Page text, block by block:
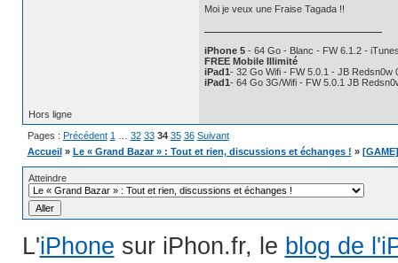
Moi je veux une Fraise Tagada !!
iPhone 5- 64 Go - Blanc - FW 6.1.2 -
FREE Mobile Illimité
iPad1- 32 Go Wifi - FW 5.0.1 - JB Redsn0w
iPad1- 64 Go 3G/Wifi - FW 5.0.1 JB
Hors ligne
Pages : Précédent 1 32 33 34 35 36 Suivant
Accueil » Le « Grand Bazar » : Tout et rien, discussions et échanges ! »
Atteindre
L'iPhone sur iPhon.fr, le blog de